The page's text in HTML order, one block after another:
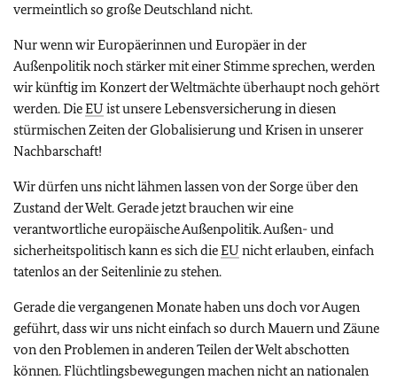
vermeintlich so große Deutschland nicht.
Nur wenn wir Europäerinnen und Europäer in der
Außenpolitik noch stärker mit einer Stimme sprechen, werden
wir künftig im Konzert der Weltmächte überhaupt noch gehört
werden. DieEU ist unsere Lebensversicherung in diesen
stürmischen Zeiten der Globalisierung und Krisen in unserer
Nachbarschaft!
Wir dürfen uns nicht lähmen lassen von der Sorge über den
Zustand der Welt. Gerade jetzt brauchen wir eine
verantwortliche europäische Außenpolitik. Außen- und
sicherheitspolitisch kann es sich dieEU nicht erlauben, einfach
tatenlos an der Seitenlinie zu stehen.
Gerade die vergangenen Monate haben uns doch vor Augen
geführt, dass wir uns nicht einfach so durch Mauern und Zäune
von den Problemen in anderen Teilen der Welt abschotten
können. Flüchtlingsbewegungen machen nicht an nationalen